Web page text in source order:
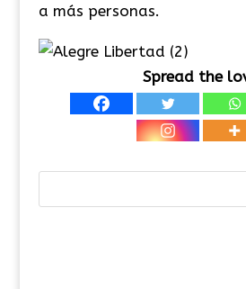
a más personas.
Spread the